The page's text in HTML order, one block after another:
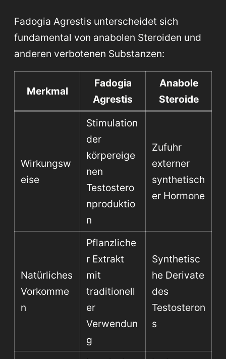
Fadogia Agrestis unterscheidet sich
fundamental von anabolen Steroiden und
anderen verbotenen Substanzen:
Merkmal
Fadogia
Agrestis
Anabole
Steroide
Wirkungsw
eise
Stimulation
der
körpereige
nen
Testostero
nproduktio
n
Zufuhr
externer
synthetisch
er Hormone
Natürliches
Vorkomme
n
Pflanzliche
r Extrakt
mit
traditionell
er
Verwendun
g
Synthetisc
he Derivate
des
Testosteron
s